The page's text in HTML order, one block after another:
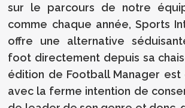
sur le parcours de notre
comme chaque année, Sports
offre une alternative
foot directement depuis sa
édition de Football Manager est
avec la ferme intention de